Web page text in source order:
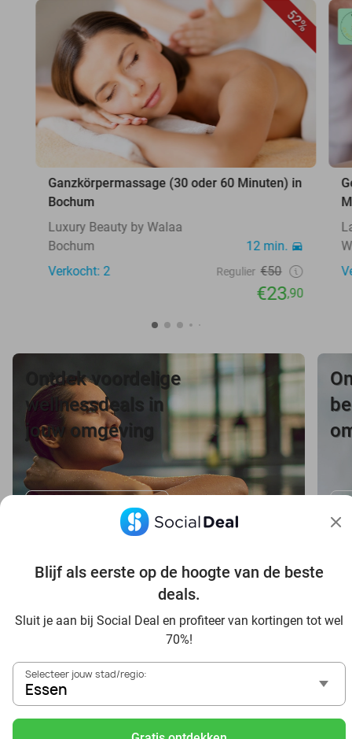
Blijf als eerste op de hoogte van de beste
deals.
Sluit je aan bij Social Deal en profiteer van kortingen tot wel
70%!
Selecteer jouw stad/regio:
Essen
52%
Ganzkörpermassage (30 oder 60 Minuten) in
Bochum
Luxury Beauty by Walaa
Bochum
12 min.
Verkocht: 2
Regulier €50
€23,90
Ontdek voordelige
wellnessdeals in
jouw omgeving
Bekijk wellnessdeals
Voordelig genieten in Essen: haal deal-inspiratie uit onze
In die Sauna in Essen und Umgebung
Tagesausflug zum Movie Park Germany mit Rabatt, von
Essen aus
Frühstück & Mittagessen in Essen